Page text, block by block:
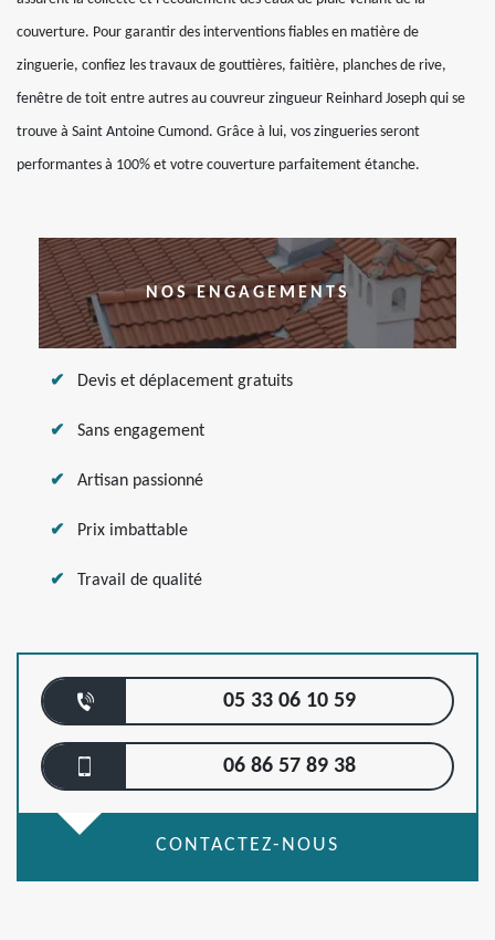
couverture. Pour garantir des interventions fiables en matière de
zinguerie, confiez les travaux de gouttières, faitière, planches de rive,
fenêtre de toit entre autres au couvreur zingueur Reinhard Joseph qui se
trouve à Saint Antoine Cumond. Grâce à lui, vos zingueries seront
performantes à 100% et votre couverture parfaitement étanche.
NOS ENGAGEMENTS
Devis et déplacement gratuits
Sans engagement
Artisan passionné
Prix imbattable
Travail de qualité
05 33 06 10 59
06 86 57 89 38
CONTACTEZ-NOUS